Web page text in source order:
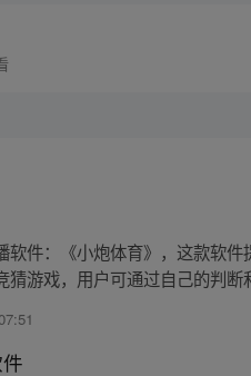
软件：《小炮体育》，这款软
猜游戏，用户可通过自己的判断